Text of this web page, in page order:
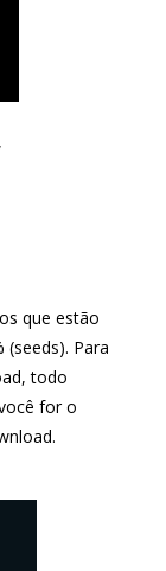
que estão
(seeds). Para
todo
for o